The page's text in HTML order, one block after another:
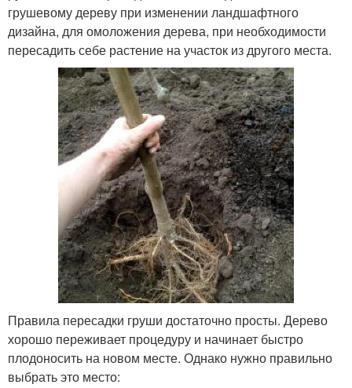
грушевому дереву при изменении ландшафтного
дизайна, для омоложения дерева, при необходимости
пересадить себе растение на участок из другого места.
Правила пересадки груши достаточно просты. Дерево
хорошо переживает процедуру и начинает быстро
плодоносить на новом месте. Однако нужно правильно
выбрать это место: